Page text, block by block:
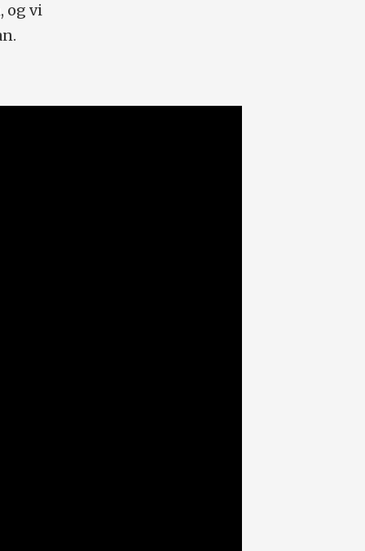
og vi